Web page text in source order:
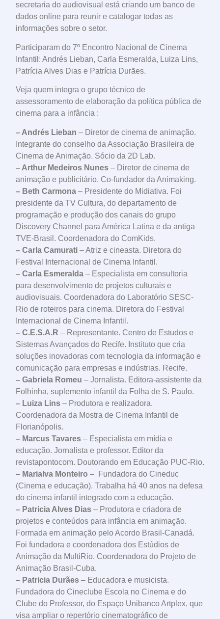
secretaria do audiovisual está criando um banco de
dados online para reunir e catalogar todas as
informações sobre o setor.
Participaram do 7º Encontro Nacional de Cinema
Infantil: Andrés Lieban, Carla Esmeralda, Luiza Lins,
Patrícia Alves Dias e Patrícia Durães.
Veja quem integra o grupo técnico de
assessoramento de elaboração da política pública de
cinema para a infância :
– Andrés Lieban – Diretor de cinema de animação.
Integrante do conselho da Associação Brasileira de
Cinema de Animação. Sócio da 2D Lab.
– Arthur Medeiros Nunes – Diretor de cinema de
animação e publicitário. Co-fundador da Animaking.
– Beth Carmona – Presidente do Midiativa. Foi
presidente da TV Cultura, do departamento de
programação e produção dos canais do grupo
Discovery Channel para América Latina e da antiga
TVE-Brasil. Coordenadora do ComKids.
– Carla Camurati – Atriz e cineasta. Diretora do
Festival Internacional de Cinema Infantil.
– Carla Esmeralda – Especialista em consultoria
para desenvolvimento de projetos culturais e
audiovisuais. Coordenadora do Laboratório SESC-
Rio de roteiros para cinema. Diretora do Festival
Internacional de Cinema Infantil.
– C.E.S.A.R – Representante. Centro de Estudos e
Sistemas Avançados do Recife. Instituto que cria
soluções inovadoras com tecnologia da informação e
comunicação para empresas e indústrias. Recife.
– Gabriela Romeu – Jornalista. Editora-assistente da
Folhinha, suplemento infantil da Folha de S. Paulo.
– Luiza Lins – Produtora e realizadora.
Coordenadora da Mostra de Cinema Infantil de
Florianópolis.
– Marcus Tavares – Especialista em mídia e
educação. Jornalista e professor. Editor da
revistapontocom. Doutorando em Educação PUC-Rio.
– Marialva Monteiro – Fundadora do Cineduc
(Cinema e educação). Trabalha há 40 anos na defesa
do cinema infantil integrado com a educação.
– Patricia Alves Dias – Produtora e criadora de
projetos e conteúdos para infância em animação.
Formada em animação pelo Acordo Brasil-Canadá.
Foi fundadora e coordenadora dos Estúdios de
Animação da MultiRio. Coordenadora do Projeto de
Animação Brasil-Cuba.
– Patricia Durães – Educadora e musicista.
Fundadora do Cineclube Escola no Cinema e do
Clube do Professor, do Espaço Unibanco Artplex, que
visa ampliar o repertório cinematográfico de